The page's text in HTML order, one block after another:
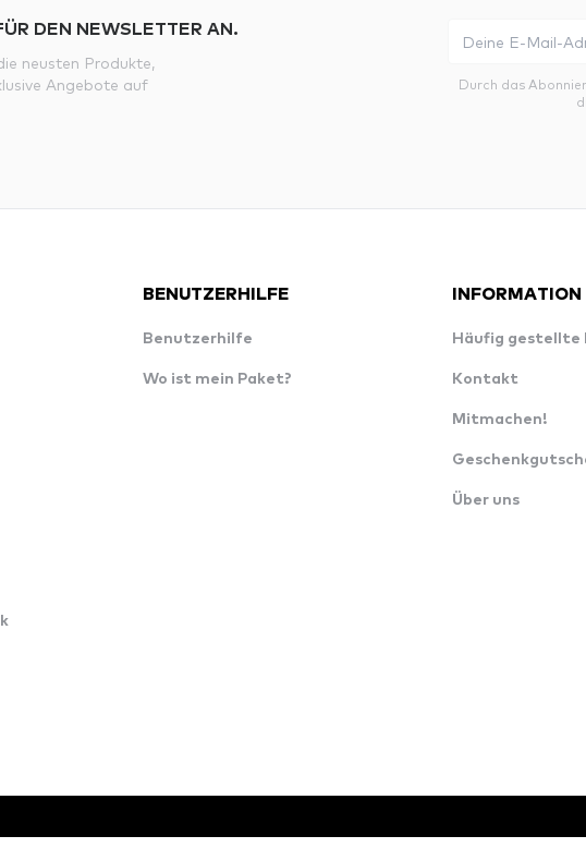
DEN NEWSLETTER AN.
neusten Produkte,
Angebote auf
Durch das
BENUTZERHILFE
Benutzerhilfe
Wo ist mein Paket?
INFORMATION
Häufig gestellte
Kontakt
Mitmachen!
Über uns